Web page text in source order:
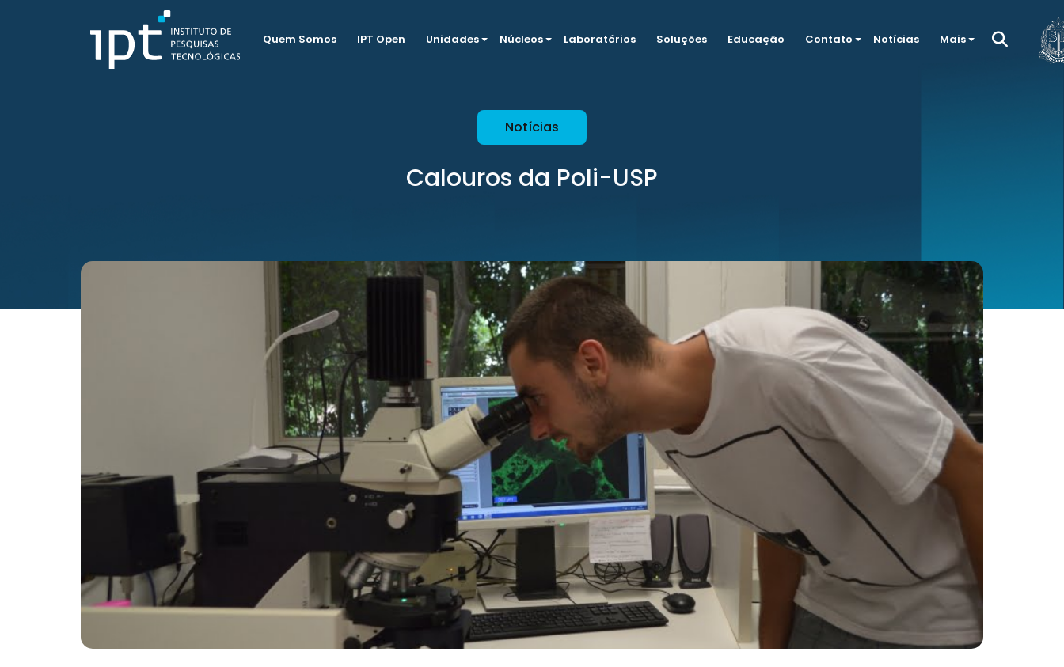
Quem Somos IPT Open Unidades Núcleos Laboratórios Soluções Educação Contato Notícias Mais
Notícias
Calouros da Poli-USP